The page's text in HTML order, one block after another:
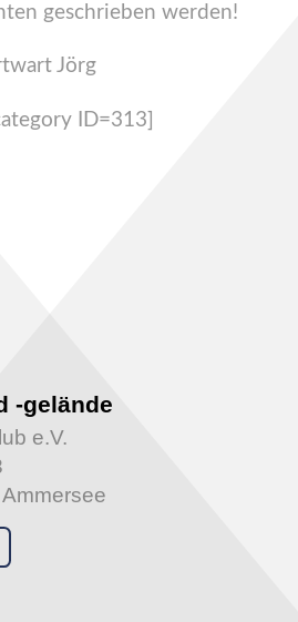
geschrieben werden!
Jörg
ID=313]
-gelände
e.V.